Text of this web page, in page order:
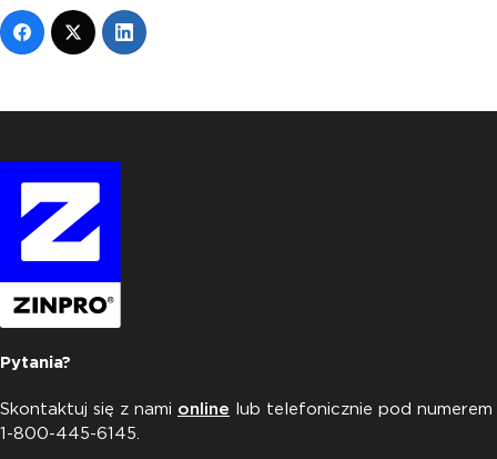
Pytania?
Skontaktuj się z nami online lub telefonicznie pod numerem
1-800-445-6145.